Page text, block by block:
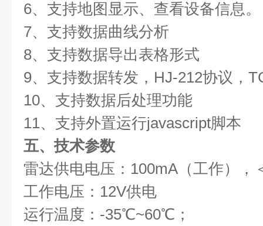
6、支持地图显示、查看设备信息。
7、支持数据曲线分析
8、支持数据导出表格形式
9、支持数据转发，HJ-212协议，
10、支持数据后处理功能
11、支持外置运行javascript脚本
五、技术参数
雷达供电电压：100mA（工作），
工作电压：12V供电
运行温度：-35℃~60℃；